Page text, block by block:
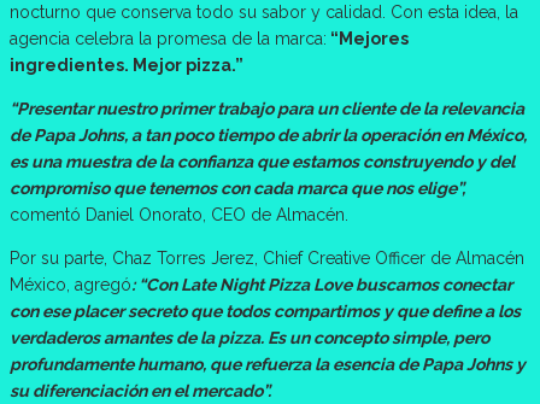
nocturno que conserva todo su sabor y calidad. Con esta idea, la
agencia celebra la promesa de la marca: “Mejores
ingredientes. Mejor pizza.”
“Presentar nuestro primer trabajo para un cliente de la relevancia
de Papa Johns, a tan poco tiempo de abrir la operación en México,
es una muestra de la confianza que estamos construyendo y del
compromiso que tenemos con cada marca que nos elige”,
comentó Daniel Onorato, CEO de Almacén.
Por su parte, Chaz Torres Jerez, Chief Creative Officer de Almacén
México, agregó: “Con Late Night Pizza Love buscamos conectar
con ese placer secreto que todos compartimos y que define a los
verdaderos amantes de la pizza. Es un concepto simple, pero
profundamente humano, que refuerza la esencia de Papa Johns y
su diferenciación en el mercado”.